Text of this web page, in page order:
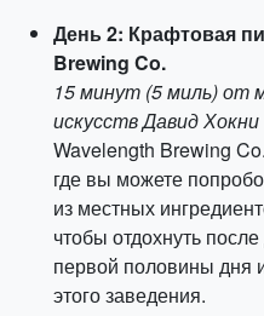
День 2: Крафтовая
Brewing Co.
15 минут (5 миль) от
искусств Давид Хокни
Wavelength Brewing
где вы можете
из местных
чтобы отдохнуть
первой половины дня
этого заведения.